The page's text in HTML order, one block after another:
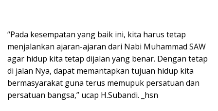
“Pada kesempatan yang baik ini, kita harus tetap
menjalankan ajaran-ajaran dari Nabi Muhammad SAW
agar hidup kita tetap dijalan yang benar. Dengan tetap
di jalan Nya, dapat memantapkan tujuan hidup kita
bermasyarakat guna terus memupuk persatuan dan
persatuan bangsa,” ucap H.Subandi. _hsn